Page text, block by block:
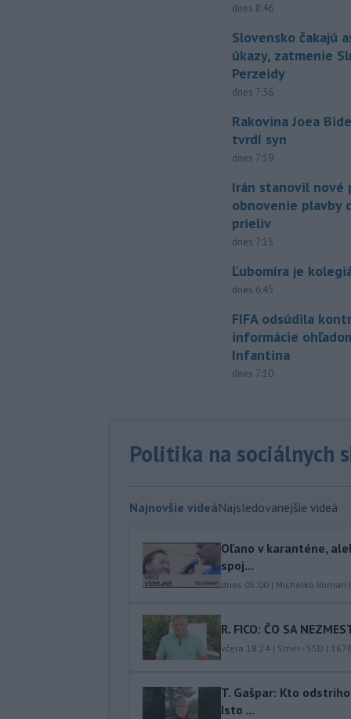
dnes 8:46
Slovensko čakajú
úkazy, zatmenie
Perzeidy
dnes 7:36
Rakovina Joea
tvrdí syn
dnes 7:19
Irán stanovil nové
obnovenie plavby
prieliv
dnes 7:15
Ľubomíra je
dnes 6:45
FIFA odsúdila
informácie
Infantina
dnes 7:10
Politika na sociálnych
Najnovšie videáNajsledovanejšie videá
Oľano v karanténe,
spoj...
dnes 05:00 | Michelko Roman |
R. FICO: ČO SA
včera 18:24 | Smer - SSD |
T. Gašpar: Kto
Isto ...